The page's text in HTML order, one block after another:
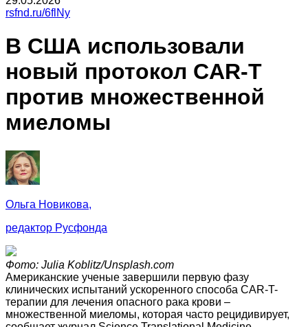
rsfnd.ru/6flNy
В США использовали
новый протокол CAR-T
против множественной
миеломы
Ольга Новикова,
редактор Русфонда
Фото: Julia Koblitz/Unsplash.com
Американские ученые завершили первую фазу
клинических испытаний ускоренного способа CAR-T-
терапии для лечения опасного рака крови –
множественной миеломы, которая часто рецидивирует,